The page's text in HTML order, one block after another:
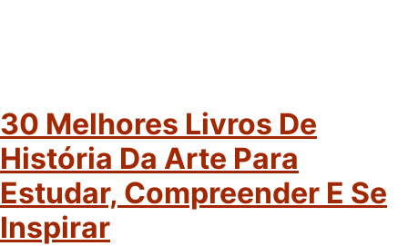
30 Melhores Livros De
História Da Arte Para
Estudar, Compreender E Se
Inspirar